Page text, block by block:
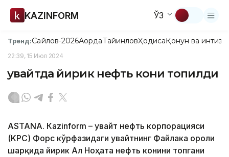
KAZINFORM ЎЗ
Тренд:Сайлов-2026АқордаТайинловҲодисаҚонун ва
22:39, 15 Июл 2024
Қувайтда йирик нефть кони топилди
ASTANА. Кazinform – Қувайт нефть корпорацияси
(KPC) Форс кўрфазидаги Қувайтнинг Файлака ороли
шарқида йирик Ал Ноҳата нефть конини топгани